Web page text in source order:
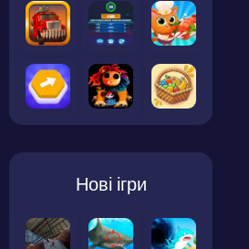
Нові ігри